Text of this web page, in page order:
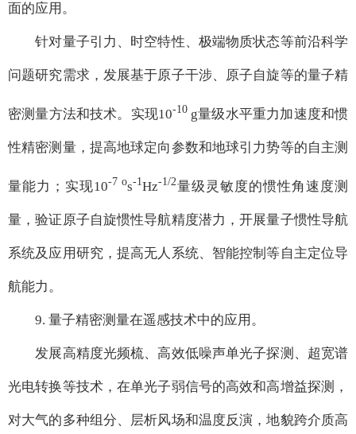
面的应用。
针对量子引力、时空特性、极端物质状态等前沿科学
问题研究需求，发展基于原子干涉、原子自旋等的量子精
密测量方法和技术。实现10-10 g量级水平重力加速度和惯
性精密测量，提高地球定向参数和地球引力势等的自主测
量能力；实现10-7 os-1Hz-1/2量级灵敏度的惯性角速度测
量，验证原子自旋惯性导航精度潜力，开展量子惯性导航
系统及应用研究，提高无人系统、智能控制等自主定位导
航能力。
9. 量子精密测量在遥感技术中的应用。
发展高精度光频梳、高效低噪声单光子探测、超宽谱
光电转换等技术，在单光子弱信号的高效和高增益探测，
对大气的多种组分、层析风场和温度反演，地貌跨介质高